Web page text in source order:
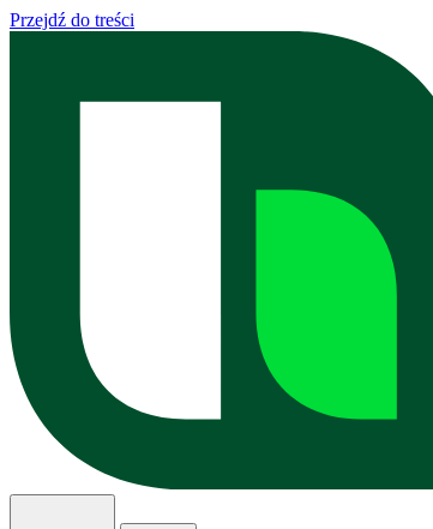
Przejdź do treści